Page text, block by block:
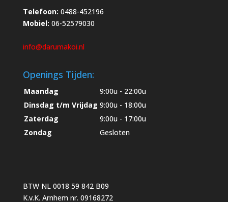
Telefoon: 0488-452196
Mobiel: 06-52579030
info@darumakoi.nl
Openings Tijden:
Maandag
9:00u - 22:00u
Dinsdag t/m Vrijdag 9:00u - 18:00u
Zaterdag
9:00u - 17:00u
Zondag
Gesloten
BTW NL 0018 59 842 B09
K.v.K. Arnhem nr. 09168272